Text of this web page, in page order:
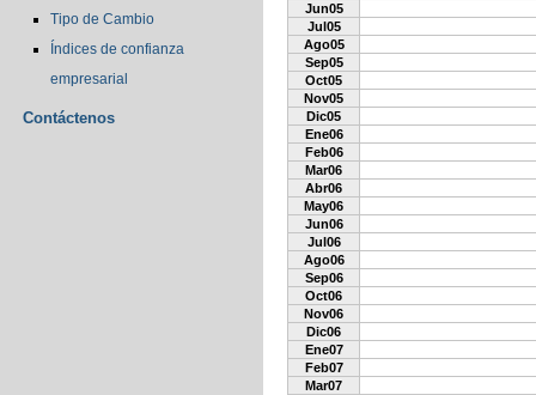
Tipo de Cambio
Índices de confianza
empresarial
Contáctenos
Jun05
Jul05
Ago05
Sep05
Oct05
Nov05
Dic05
Ene06
Feb06
Mar06
Abr06
May06
Jun06
Jul06
Ago06
Sep06
Oct06
Nov06
Dic06
Ene07
Feb07
Mar07